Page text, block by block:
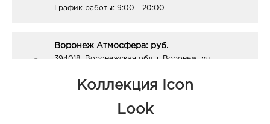
График работы: 9:00 - 20:00
Воронеж Атмосфера: руб.
394018, Воронежская обл, г Воронеж, ул
График работы:10:00 - 21:00
Коллекция Icon
Look